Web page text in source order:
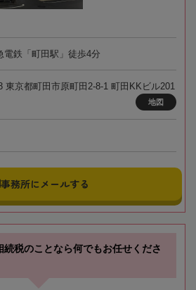
電鉄「町田駅」徒歩4分
東京都町田市原町田2-8-1 町田KKビル201
地図
事務所にメールする
続税のことなら何でもお任せくださ